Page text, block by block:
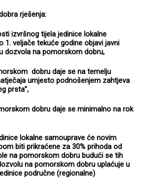
rješenja:
izvršnog tijela jedinice lokalne
1. veljače tekuće godine objavi javni
dozvola na pomorskom dobru,
dobru daje se na temelju
umjesto podnošenjem zahtjeva
prsta”,
dobru daje se minimalno na rok
lokalne samouprave će novim
biti prikraćene za 30% prihoda od
na pomorskom dobru budući se tih
na pomorskom dobru uplaćuje u
područne (regionalne)